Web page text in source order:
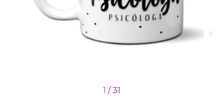
1 /31